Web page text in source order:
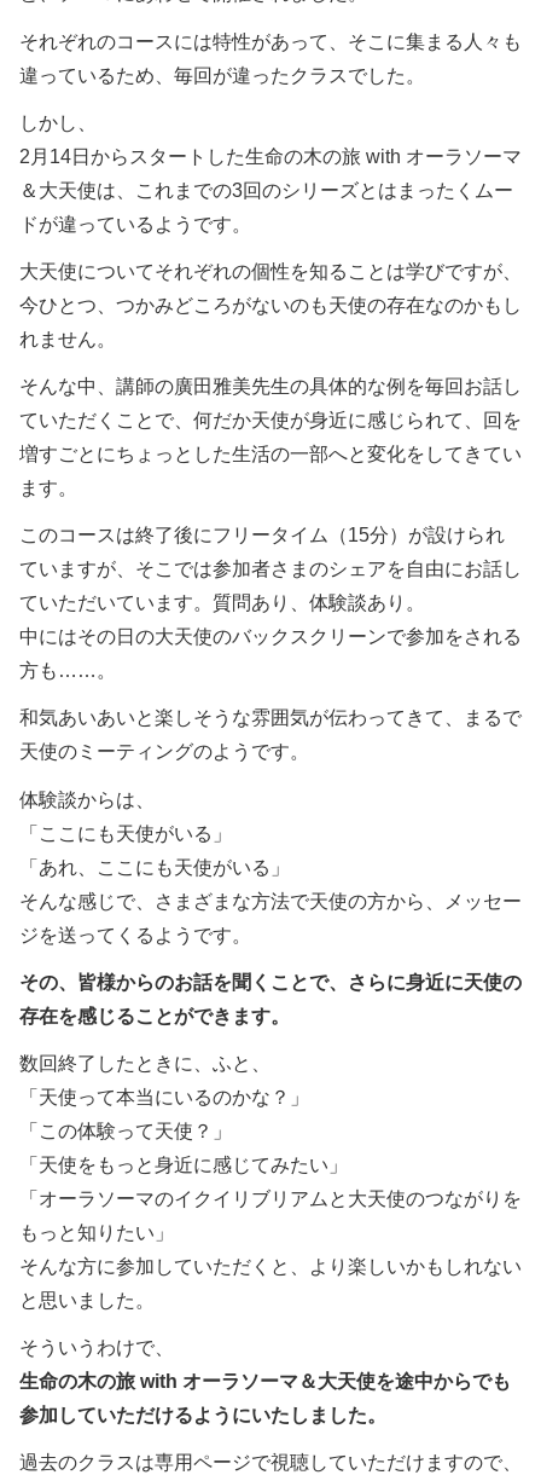
それぞれのコースには特性があって、そこに集まる人々も
違っているため、毎回が違ったクラスでした。
しかし、
2月14日からスタートした生命の木の旅 with オーラソーマ
＆大天使は、これまでの3回のシリーズとはまったくムー
ドが違っているようです。
大天使についてそれぞれの個性を知ることは学びですが、
今ひとつ、つかみどころがないのも天使の存在なのかもし
れません。
そんな中、講師の廣田雅美先生の具体的な例を毎回お話し
ていただくことで、何だか天使が身近に感じられて、回を
増すごとにちょっとした生活の一部へと変化をしてきてい
ます。
このコースは終了後にフリータイム（15分）が設けられ
ていますが、そこでは参加者さまのシェアを自由にお話し
ていただいています。質問あり、体験談あり。
中にはその日の大天使のバックスクリーンで参加をされる
方も……。
和気あいあいと楽しそうな雰囲気が伝わってきて、まるで
天使のミーティングのようです。
体験談からは、
「ここにも天使がいる」
「あれ、ここにも天使がいる」
そんな感じで、さまざまな方法で天使の方から、メッセー
ジを送ってくるようです。
その、皆様からのお話を聞くことで、さらに身近に天使の
存在を感じることができます。
数回終了したときに、ふと、
「天使って本当にいるのかな？」
「この体験って天使？」
「天使をもっと身近に感じてみたい」
「オーラソーマのイクイリブリアムと大天使のつながりを
もっと知りたい」
そんな方に参加していただくと、より楽しいかもしれない
と思いました。
そういうわけで、
生命の木の旅 with オーラソーマ＆大天使を途中からでも
参加していただけるようにいたしました。
過去のクラスは専用ページで視聴していただけますので、